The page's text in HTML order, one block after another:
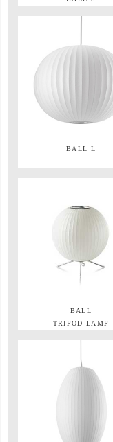
BALL L
BALL
TRIPOD LAMP